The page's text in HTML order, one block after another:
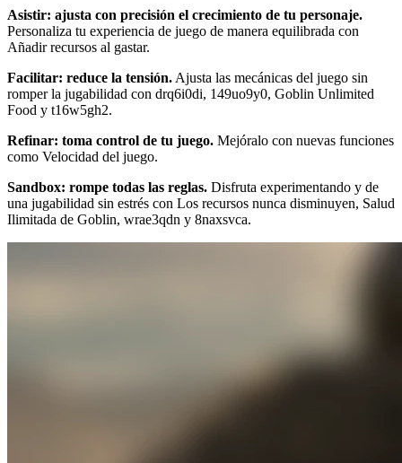
Asistir: ajusta con precisión el crecimiento de tu personaje.
Personaliza tu experiencia de juego de manera equilibrada con
Añadir recursos al gastar.
Facilitar: reduce la tensión. Ajusta las mecánicas del juego sin
romper la jugabilidad con drq6i0di, 149uo9y0, Goblin Unlimited
Food y t16w5gh2.
Refinar: toma control de tu juego. Mejóralo con nuevas funciones
como Velocidad del juego.
Sandbox: rompe todas las reglas. Disfruta experimentando y de
una jugabilidad sin estrés con Los recursos nunca disminuyen, Salud
Ilimitada de Goblin, wrae3qdn y 8naxsvca.